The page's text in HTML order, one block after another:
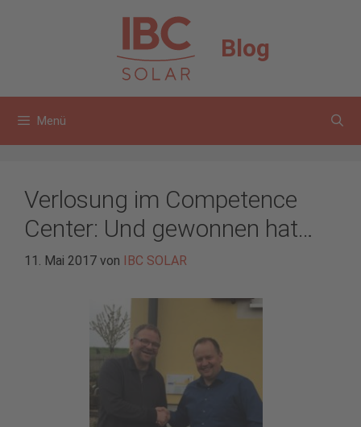
Blog
Menü
Verlosung im Competence
Center: Und gewonnen hat…
11. Mai 2017 von IBC SOLAR